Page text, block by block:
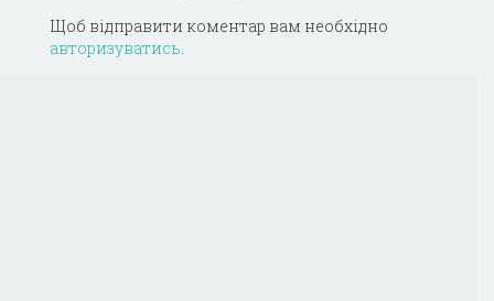
Щоб відправити коментар вам необхідно
авторизуватись.